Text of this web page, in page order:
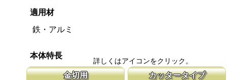
適用材
鉄・アルミ
本体特長
詳しくはアイコンをクリック。
金切用 カッタータイプ